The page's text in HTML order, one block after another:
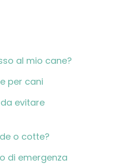
al mio cane?
per cani
evitare
o cotte?
di emergenza